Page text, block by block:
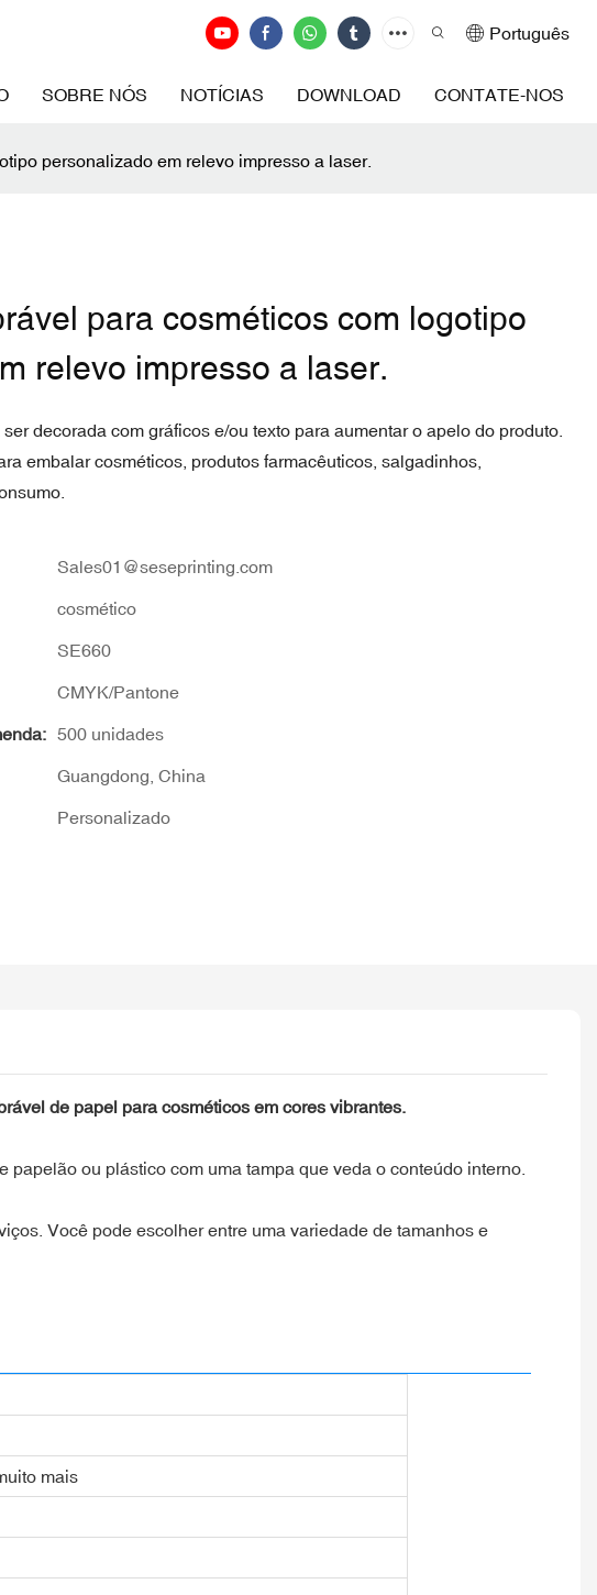
Português
SOBRE NÓS NOTÍCIAS DOWNLOAD CONTATE-NOS
personalizado em relevo impresso a laser.
para cosméticos com logotipo
relevo impresso a laser.
decorada com gráficos e/ou texto para aumentar o apelo do produto.
embalar cosméticos, produtos farmacêuticos, salgadinhos,
Sales01@seseprinting.com
cosmético
SE660
CMYK/Pantone
500 unidades
Guangdong, China
Personalizado
de papel para cosméticos em cores vibrantes.
ou plástico com uma tampa que veda o conteúdo interno.
Você pode escolher entre uma variedade de tamanhos e
mais